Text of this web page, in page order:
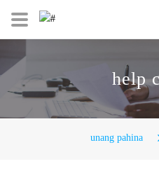
help
unang pahina